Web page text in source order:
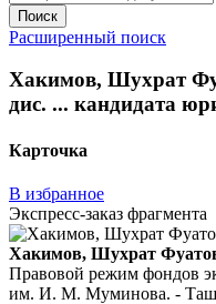
Поиск
Расширенный поиск
Хакимов, Шухрат
дис. ... кандидата
Карточка
В избранное
Экспресс-заказ фрагмента
Хакимов, Шухрат
Правовой режим фондов
им. И. М. Муминова. -